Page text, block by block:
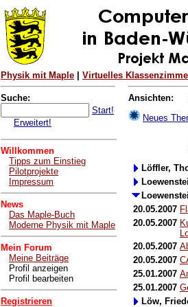
Physik mit Maple Virtuelles
Suche:
Start!
Erweitert!
Willkommen
Tipps zum Einstieg
Pilotprojekte
Impressum
News
Das Maple-Buch
Moderne Physik mit Maple
Mein Forum
Meine Beiträge
Profil anzeigen
Profil bearbeiten
Registrieren
Ansichten:
Neues
Löffler,
20.05.2007
20.05.2007
20.05.2007
20.05.2007
25.01.2007
25.01.2007
Löw,